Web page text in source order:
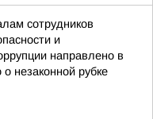
сотрудников
и
направлено в
незаконной рубке